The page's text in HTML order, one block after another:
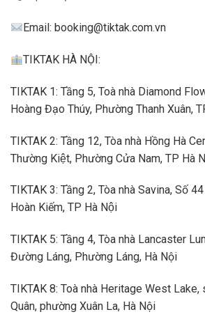
Email:booking@tiktak.com.vn
TIKTAK HÀ NỘI:
TIKTAK 1: Tầng 5, Toà nhà Diamond
Hoàng Đạo Thúy, Phường Thanh Xuân,
TIKTAK 2: Tầng 12, Tòa nhà Hồng Hà
Thường Kiệt, Phường Cửa Nam, TP Hà
TIKTAK 3: Tầng 2, Tòa nhà Savina, Số
Hoàn Kiếm, TP Hà Nội
TIKTAK 5: Tầng 4, Tòa nhà Lancaster
Đường Láng, Phường Láng, Hà Nội
TIKTAK 8: Toà nhà Heritage West
Quân, phường Xuân La, Hà Nội